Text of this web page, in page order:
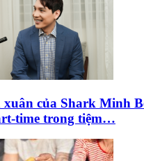
xuân của Shark Minh
time trong tiệm…